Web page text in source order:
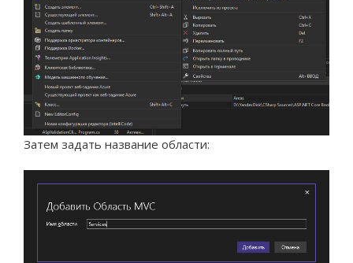
Затем задать название области: